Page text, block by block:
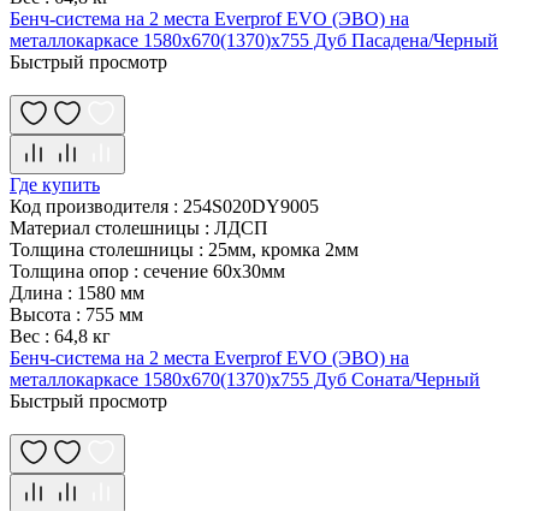
Бенч-система на 2 места Everprof EVO (ЭВО) на
металлокаркасе 1580х670(1370)x755 Дуб Пасадена/Черный
Быстрый просмотр
Где купить
Код производителя : 254S020DY9005
Материал столешницы : ЛДСП
Толщина столешницы : 25мм, кромка 2мм
Толщина опор : сечение 60х30мм
Длина : 1580 мм
Высота : 755 мм
Вес : 64,8 кг
Бенч-система на 2 места Everprof EVO (ЭВО) на
металлокаркасе 1580х670(1370)x755 Дуб Соната/Черный
Быстрый просмотр